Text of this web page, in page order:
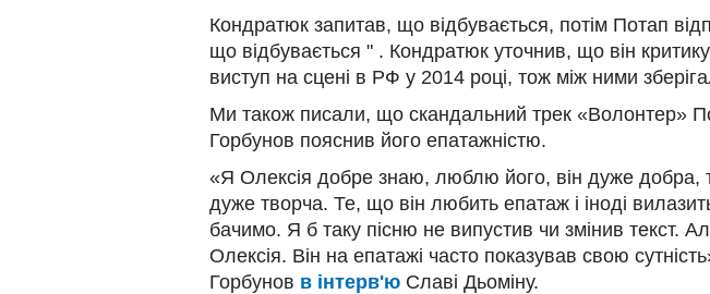
Кондратюк запитав, що відбувається, потім Потап
що відбувається " . Кондратюк уточнив, що він
виступ на сцені в РФ у 2014 році, тож між ними
Ми також писали, що скандальний трек «Волонтер»
Горбунов пояснив його епатажністю.
«Я Олексія добре знаю, люблю його, він дуже добра,
дуже творча. Те, що він любить епатаж і іноді
бачимо. Я б таку пісню не випустив чи змінив текст.
Олексія. Він на епатажі часто показував свою
Горбунов в інтерв'ю Славі Дьоміну.